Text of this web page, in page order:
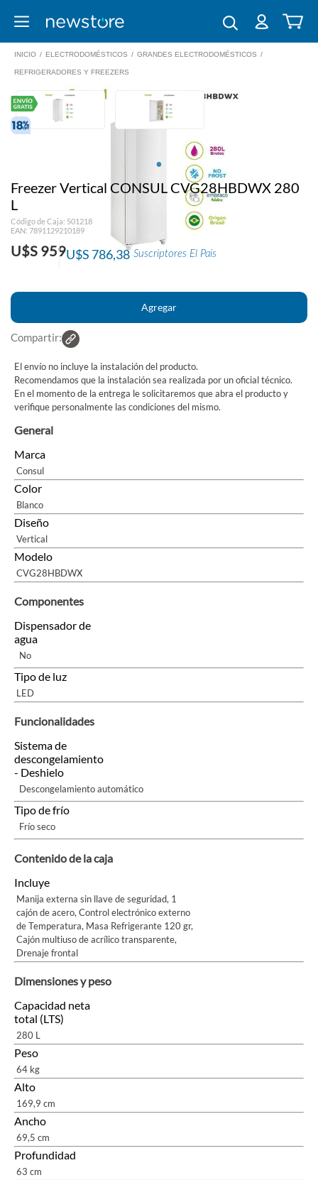
INICIO / ELECTRODOMÉSTICOS / GRANDES ELECTRODOMÉSTICOS /
REFRIGERADORES Y FREEZERS
Freezer Vertical CONSUL CVG28HBDWX 280
L
Código de Caja: 501218
EAN: 7891129210189
U$S 959 Suscriptores El País
U$S 786,38
Compartir:
El envío no incluye la instalación del producto.
Recomendamos que la instalación sea realizada por un oficial técnico.
En el momento de la entrega le solicitaremos que abra el producto y
verifique personalmente las condiciones del mismo.
General
Marca
Consul
Color
Blanco
Diseño
Vertical
Modelo
CVG28HBDWX
Componentes
Dispensador de
agua
No
Tipo de luz
LED
Funcionalidades
Sistema de
descongelamiento
- Deshielo
Descongelamiento automático
Tipo de frío
Frío seco
Contenido de la caja
Incluye
Manija externa sin llave de seguridad, 1
cajón de acero, Control electrónico externo
de Temperatura, Masa Refrigerante 120 gr,
Cajón multiuso de acrílico transparente,
Drenaje frontal
Dimensiones y peso
Capacidad neta
total (LTS)
280 L
Peso
64 kg
Alto
169,9 cm
Ancho
69,5 cm
Profundidad
63 cm